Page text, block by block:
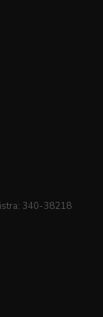
340-38218